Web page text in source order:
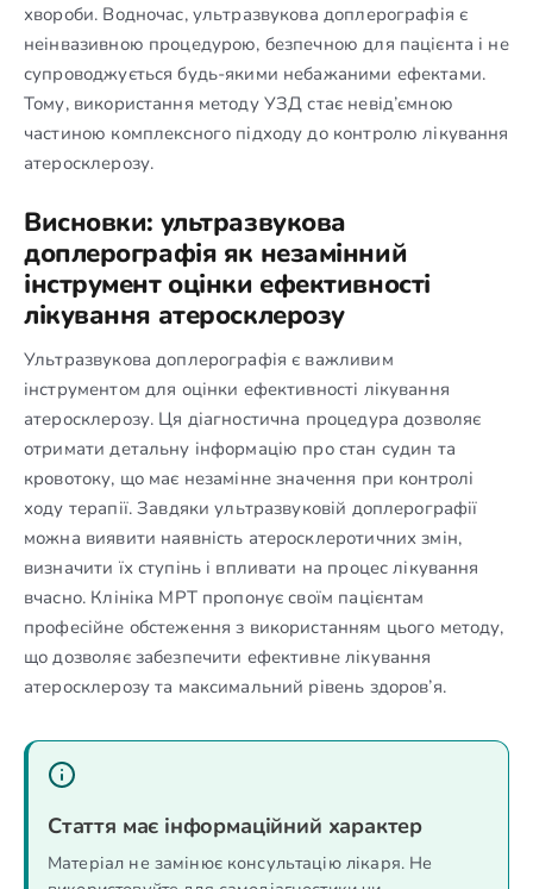
хвороби. Водночас, ультразвукова доплерографія є
неінвазивною процедурою, безпечною для пацієнта і не
супроводжується будь-якими небажаними ефектами.
Тому, використання методу УЗД стає невід’ємною
частиною комплексного підходу до контролю лікування
атеросклерозу.
Висновки: ультразвукова
доплерографія як незамінний
інструмент оцінки ефективності
лікування атеросклерозу
Ультразвукова доплерографія є важливим
інструментом для оцінки ефективності лікування
атеросклерозу. Ця діагностична процедура дозволяє
отримати детальну інформацію про стан судин та
кровотоку, що має незамінне значення при контролі
ходу терапії. Завдяки ультразвуковій доплерографії
можна виявити наявність атеросклеротичних змін,
визначити їх ступінь і впливати на процес лікування
вчасно. Клініка МРТ пропонує своїм пацієнтам
професійне обстеження з використанням цього методу,
що дозволяє забезпечити ефективне лікування
атеросклерозу та максимальний рівень здоров’я.
Стаття має інформаційний характер
Матеріал не замінює консультацію лікаря. Не